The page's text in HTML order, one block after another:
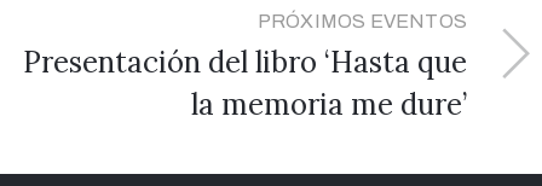
PRÓXIMOS EVENTOS
Presentación del libro ‘Hasta que
la memoria me dure’